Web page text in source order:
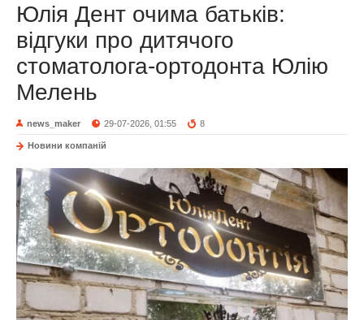
Юлія Дент очима батьків:
відгуки про дитячого
стоматолога-ортодонта Юлію
Мелень
news_maker 29-07-2026, 01:55 8
Новини компаній